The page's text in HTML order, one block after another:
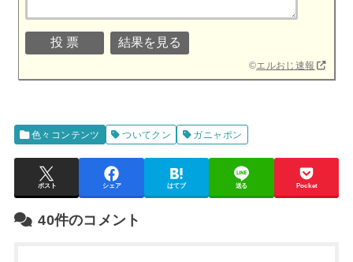
©エルおじ速報
色々コンテンツ ついてクン ガニャポン
ポスト シェア はてブ 送る Pocket
40件のコメント